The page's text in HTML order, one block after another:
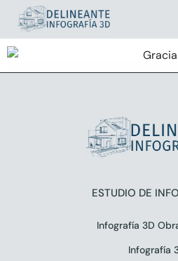
Saltar
al
contenido
ESTUDIO DE
Infografía 3D
Infografía